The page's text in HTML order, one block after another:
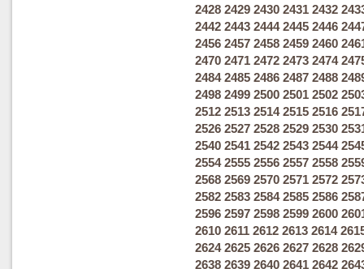
2428 2429 2430 2431 2432
2442 2443 2444 2445 2446
2456 2457 2458 2459 2460
2470 2471 2472 2473 2474
2484 2485 2486 2487 2488
2498 2499 2500 2501 2502
2512 2513 2514 2515 2516
2526 2527 2528 2529 2530
2540 2541 2542 2543 2544
2554 2555 2556 2557 2558
2568 2569 2570 2571 2572
2582 2583 2584 2585 2586
2596 2597 2598 2599 2600
2610 2611 2612 2613 2614
2624 2625 2626 2627 2628
2638 2639 2640 2641 2642